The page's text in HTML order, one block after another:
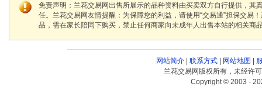
免责声明：兰花交易网出售所展示的品种资料由买卖双方自行提供，
任。兰花交易网友情提醒：为保障您的利益，请使用“交易通”担保交
品，需在家长陪同下购买，禁止任何商家向未成年人出售本站的相关商
网站简介| 联系方式| 网站地图
兰花交易网版权所有，未经许
Copyright © 2003 -